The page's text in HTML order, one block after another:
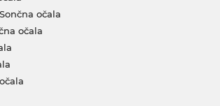
očala
očala